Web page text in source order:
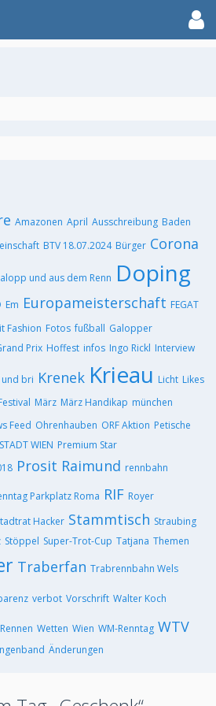
Amazonen April Ausschreibung Baden
BTV 18.07.2024 Bürger Corona
und aus dem Renn Doping
Em Europameisterschaft FEGAT
Fashion Fotos fußball Galopper
Prix Hoffest infos Ingo Rickl Interview
bri Krenek Krieau Licht Likes
März März Handikap münchen
Feed Ohrenhauben ORF Aktion Petische
WIEN Premium Star
Prosit Raimund rennbahn
Parkplatz Roma RIF Royer
Hacker Stammtisch Straubing
Stöppel Super-Trot-Cup Tatjana Themen
Traberfan Trabrennbahn Wels
verbot Vorschrift Walter Koch
Wetten Wien WM-Renntag WTV
Änderungen